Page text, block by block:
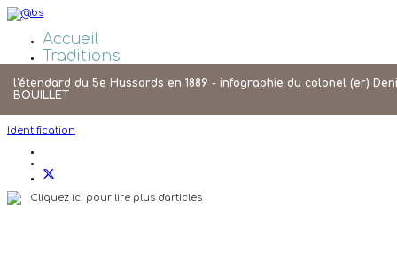
Accueil
Traditions
Liens
Identification
Cliquez ici pour lire plus d'articles
l'étendard du 5e Hussards en 1889 - infographie du colonel (er)
BOUILLET